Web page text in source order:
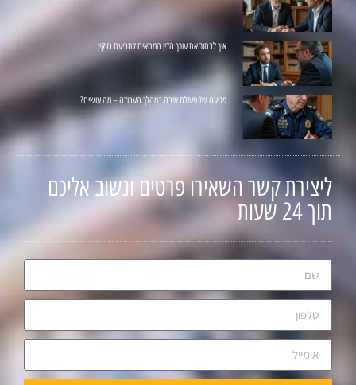
איך לבחור את עורך הדין המתאים לתביעת נזיקין
פגיעה של פעולת איבה במהלך העבודה – מה עושים?
ליצירת קשר השאירו פרטים ונשוב אליכם
תוך 24 שעות